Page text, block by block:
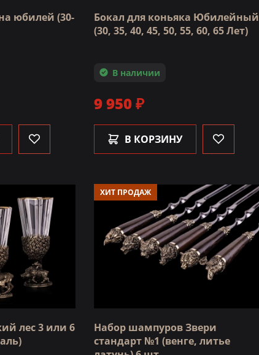
юбилей (30-
Бокал для коньяка Юбилейный
(30, 35, 40, 45, 50, 55, 60, 65 Лет)
В наличии
9 950 ₽
В КОРЗИНУ
лес 3 или 6
ХИТ ПРОДАЖ
Набор шампуров Звери
стандарт №1 (венге, литье